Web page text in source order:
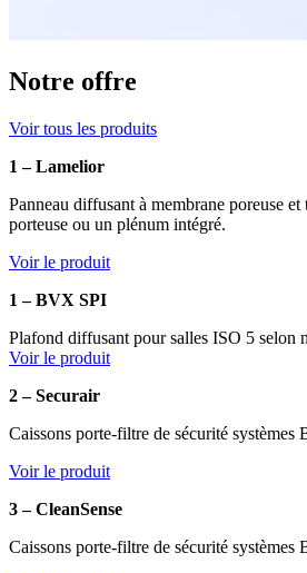
Notre offre
Voir tous les produits
1 – Lamelior
Panneau diffusant à membrane poreuse
porteuse ou un plénum intégré.
Voir le produit
1 – BVX SPI
Plafond diffusant pour salles ISO 5 selon
Voir le produit
2 – Securair
Caissons porte-filtre de sécurité systèmes
Voir le produit
3 – CleanSense
Caissons porte-filtre de sécurité systèmes